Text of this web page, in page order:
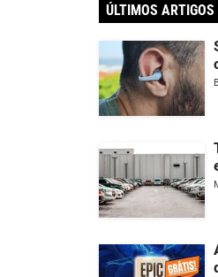
ÚLTIMOS ARTIGOS